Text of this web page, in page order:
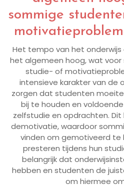
sommige
Het tempo van het onderwijs
het algemeen hoog, wat
studie- of
intensieve karakter van de
zorgen dat studenten
bij te houden en
zelfstudie en opdrachten.
demotivatie, waardoor
vinden om gemotiveerd te
presteren tijdens hun
belangrijk dat
hebben en studenten de
om hiermee